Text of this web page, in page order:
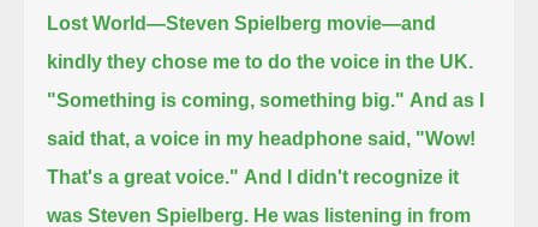
Lost World—Steven Spielberg movie—and
kindly they chose me to do the voice in the UK.
"Something is coming, something big." And as I
said that, a voice in my headphone said, "Wow!
That's a great voice." And I didn't recognize it
was Steven Spielberg. He was listening in from